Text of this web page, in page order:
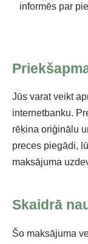
informēs par
Jūs varat veikt
internetbanku.
rēķina oriģinālu
preces piegādi,
maksājuma
Skaidrā
Šo maksājuma